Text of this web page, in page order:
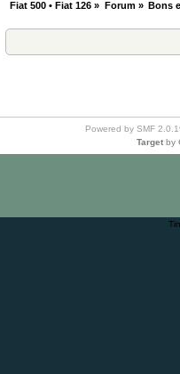
Fiat 500 • Fiat 126 » Forum» Bons
Powered by SMF
Target by